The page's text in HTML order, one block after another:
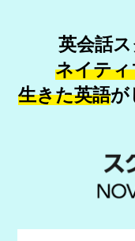
英会話
ネイテ
生きた英語が